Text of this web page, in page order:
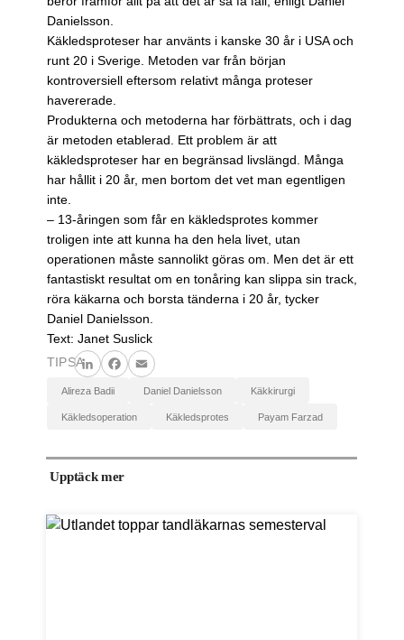
Danielsson.
Käkledsproteser har använts i kanske 30 år i USA och
runt 20 i Sverige. Metoden var från början
kontroversiell eftersom relativt många proteser
havererade.
Produkterna och metoderna har förbättrats, och i dag
är metoden etablerad. Ett problem är att
käkledsproteser har en begränsad livslängd. Många
har hållit i 20 år, men bortom det vet man egentligen
inte.
– 13-åringen som får en käkledsprotes kommer
troligen inte att kunna ha den hela livet, utan
operationen måste sannolikt göras om. Men det är ett
fantastiskt resultat om en tonåring kan slippa sin track,
röra käkarna och borsta tänderna i 20 år, tycker
Daniel Danielsson.
Text: Janet Suslick
TIPSA
LinkedInFacebook
Email
Alireza Badii Daniel Danielsson käkkirurgi
käkledsoperation käkledsprotes Payam Farzad
Upptäck mer